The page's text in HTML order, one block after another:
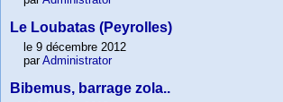
Le Loubatas (Peyrolles)
le 9 décembre 2012
parAdministrator
Bibemus, barrage zola..